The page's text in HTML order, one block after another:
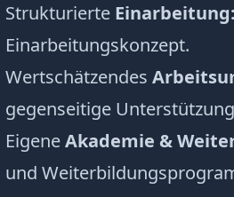
Strukturierte Einarbeitung:
Einarbeitungskonzept.
Wertschätzendes
gegenseitige
EigeneAkademie &
und